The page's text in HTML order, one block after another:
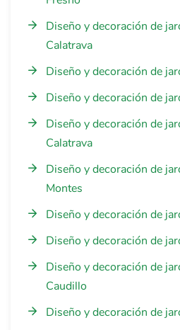
Diseño y decoración de
Calatrava
Diseño y decoración de
Diseño y decoración de
Diseño y decoración de
Calatrava
Diseño y decoración de
Montes
Diseño y decoración de
Diseño y decoración de
Diseño y decoración de
Caudillo
Diseño y decoración de